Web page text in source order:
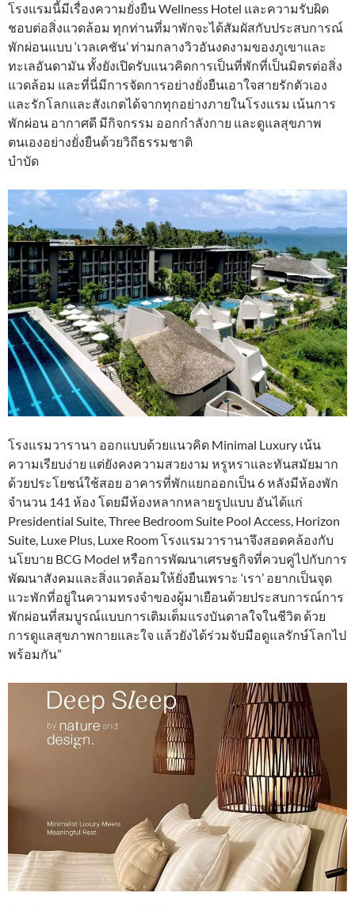
โรงแรมนี้มีเรื่องความยั่งยืน Wellness Hotel และความรับผิด
ชอบต่อสิ่งแวดล้อม ทุกท่านที่มาพักจะได้สัมผัสกับประสบการณ์
พักผ่อนแบบ ‘เวลเคชัน’ ท่ามกลางวิวอันงดงามของภูเขาและ
ทะเลอันดามัน ทั้งยังเปิดรับแนวคิดการเป็นที่พักที่เป็นมิตรต่อสิ่ง
แวดล้อม และที่นี่มีการจัดการอย่างยั่งยืนเอาใจสายรักตัวเอง
และรักโลกและสังเกตได้จากทุกอย่างภายในโรงแรม เน้นการ
พักผ่อน อากาศดี มีกิจกรรม ออกกำลังกาย และดูแลสุขภาพ
ตนเองอย่างยั่งยืนด้วยวิถีธรรมชาติ
บำบัด
โรงแรมวารานา ออกแบบด้วยแนวคิด Minimal Luxury เน้น
ความเรียบง่าย แต่ยังคงความสวยงาม หรูหราและทันสมัยมาก
ด้วยประโยชน์ใช้สอย อาคารที่พักแยกออกเป็น 6 หลังมีห้องพัก
จำนวน 141 ห้อง โดยมีห้องหลากหลายรูปแบบ อันได้แก่
Presidential Suite, Three Bedroom Suite Pool Access, Horizon
Suite, Luxe Plus, Luxe Room โรงแรมวารานาจึงสอดคล้องกับ
นโยบาย BCG Model หรือการพัฒนาเศรษฐกิจที่ควบคู่ไปกับการ
พัฒนาสังคมและสิ่งแวดล้อมให้ยั่งยืนเพราะ ‘เรา’ อยากเป็นจุด
แวะพักที่อยู่ในความทรงจำของผู้มาเยือนด้วยประสบการณ์การ
พักผ่อนที่สมบูรณ์แบบการเติมเต็มแรงบันดาลใจในชีวิต ด้วย
การดูแลสุขภาพกายและใจ แล้วยังได้ร่วมจับมือดูแลรักษ์โลกไป
พร้อมกัน”